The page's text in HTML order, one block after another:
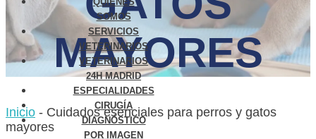
SOMOS
SERVICIOS
VETERINARIOS
VETERINARIOS
24H MADRID
ESPECIALIDADES
CIRUGÍA
DIAGNÓSTICO
POR IMAGEN
MAYORES
Inicio - Cuidados esenciales para perros y gatos
mayores